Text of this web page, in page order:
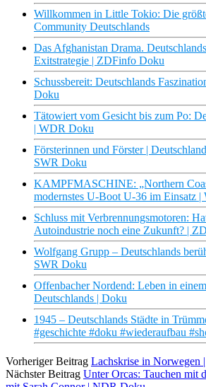
Willkommen in Little Tokio: Die
Community Deutschlands
Das Afghanistan Drama.
Exitstrategie | ZDFinfo Doku
Schussbereit: Deutschlands
Doku
Tätowiert vom Gesicht bis zum Po:
| WDR Doku
Försterinnen und Förster |
SWR Doku
KAMPFMASCHINE: „Northern
modernstes U-Boot U-36 im Einsatz
Schluss mit Verbrennungsmotoren:
Autoindustrie noch eine Zukunft? |
Wolfgang Grupp – Deutschlands
SWR Doku
Offenbacher Nordend: Leben in
Deutschlands | Doku
1945 – Deutschlands Städte in
#geschichte #doku #wiederaufbau
Vorheriger Beitrag Lachskrise in Norwegen
Nächster Beitrag Unter Orcas: Tauchen mit